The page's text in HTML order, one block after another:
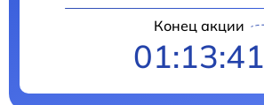
Конец акции
01:13:40